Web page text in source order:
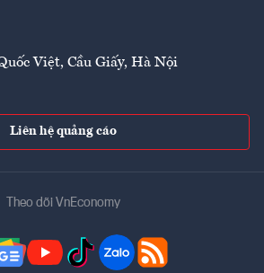
Việt, Cầu Giấy, Hà Nội
Liên hệ quảng cáo
Theo dõi VnEconomy